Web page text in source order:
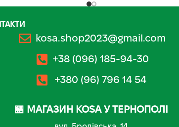
kosa.shop2023@gmail.com
+38 (096) 185-94-30
+380 (96) 796 14 54
🏪 МАГАЗИН KOSA У ТЕРНОПОЛІ